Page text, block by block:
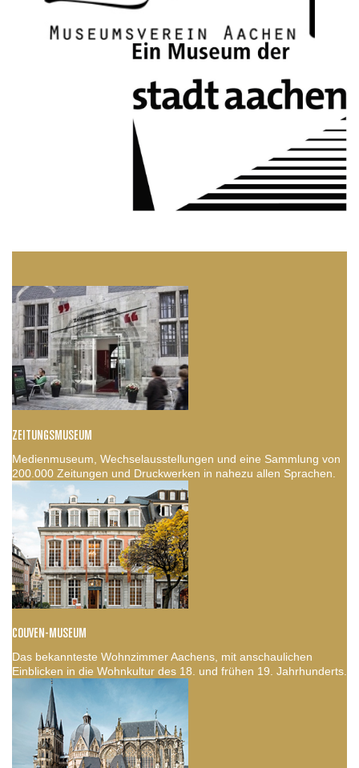
ZEITUNGSMUSEUM
Medienmuseum, Wechselausstellungen und eine Sammlung von
200.000 Zeitungen und Druckwerken in nahezu allen Sprachen.
COUVEN-MUSEUM
Das bekannteste Wohnzimmer Aachens, mit anschaulichen
Einblicken in die Wohnkultur des 18. und frühen 19. Jahrhunderts.